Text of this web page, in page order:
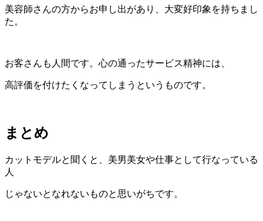
美容師さんの方からお申し出があり、大変好印象を持ちまし
た。
お客さんも人間です。心の通ったサービス精神には、
高評価を付けたくなってしまうというものです。
まとめ
カットモデルと聞くと、美男美女や仕事として行なっている
人
じゃないとなれないものと思いがちです。